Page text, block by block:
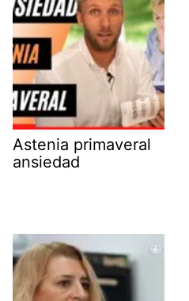
Astenia primaveral
ansiedad